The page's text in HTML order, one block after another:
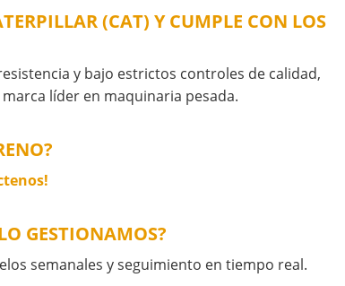
(CAT) Y CUMPLE CON LOS
y bajo estrictos controles de calidad,
líder en maquinaria pesada.
GESTIONAMOS?
semanales y seguimiento en tiempo real.